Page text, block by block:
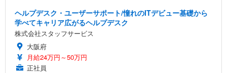
ヘルプデスク・ユーザーサポート/憧れのITデビュー基礎から
学べてキャリア広がるヘルプデスク
株式会社スタッフサービス
大阪府
月給24万円～50万円
正社員